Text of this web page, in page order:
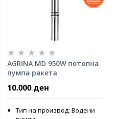
AGRINA MD 950W потопна
пумпа ракета
10.000 ден
Тип на производ: Водени